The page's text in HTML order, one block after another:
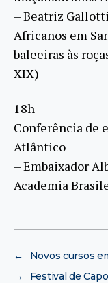
– Beatriz
Africanos em
baleeiras às
XIX)
18h
Conferência de
Atlântico
– Embaixador
Academia
←
Novos cursos
→
Festival de